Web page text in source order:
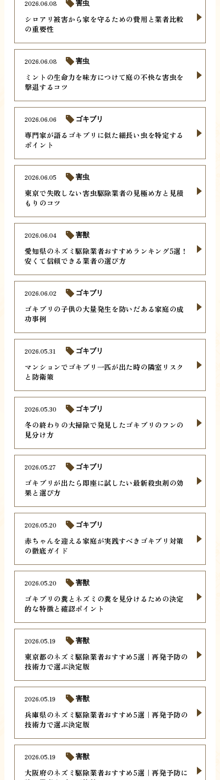
シロアリ被害から家を守るための費用と業者比較
の重要性
2026.06.08 害虫
ミントの生命力を味方につけて庭の不快な害虫を
撃退するコツ
2026.06.08 害虫
専門家が語るゴキブリに似た細長い虫を特定する
ポイント
2026.06.06 ゴキブリ
東京で失敗しない害虫駆除業者の見極め方と見積
もりのコツ
2026.06.05 害虫
愛知県のネズミ駆除業者おすすめランキング5選！
安くて信頼できる業者の選び方
2026.06.04 害獣
ゴキブリの子供の大量発生を防いだある家庭の成
功事例
2026.06.02 ゴキブリ
マンションでゴキブリ一匹が出た時の隣室リスク
と防衛策
2026.05.31 ゴキブリ
冬の終わりの大掃除で発見したゴキブリのフンの
見分け方
2026.05.30 ゴキブリ
ゴキブリが出たら即座に試したい最新殺虫剤の効
果と選び方
2026.05.27 ゴキブリ
赤ちゃんを迎える家庭が実践すべきゴキブリ対策
の徹底ガイド
2026.05.20 ゴキブリ
ゴキブリの糞とネズミの糞を見分けるための決定
的な特徴と確認ポイント
2026.05.20 害獣
東京都のネズミ駆除業者おすすめ5選｜再発予防の
技術力で選ぶ決定版
2026.05.19 害獣
兵庫県のネズミ駆除業者おすすめ5選｜再発予防の
技術力で選ぶ決定版
2026.05.19 害獣
大阪府のネズミ駆除業者おすすめ5選｜再発予防に
2026.05.19 害獣